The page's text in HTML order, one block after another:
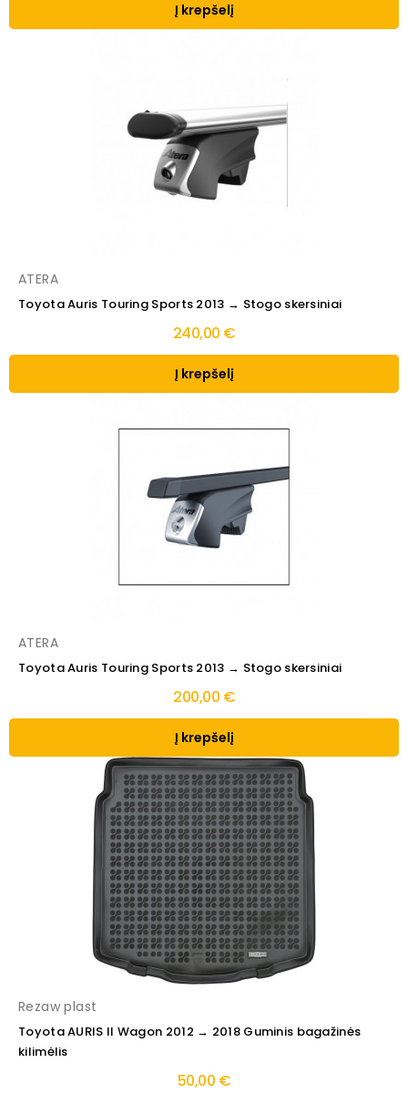
Į krepšelį
ATERA
Toyota Auris Touring Sports 2013 → Stogo skersiniai
240,00 €
Į krepšelį
ATERA
Toyota Auris Touring Sports 2013 → Stogo skersiniai
200,00 €
Į krepšelį
Rezaw plast
Toyota AURIS II Wagon 2012 → 2018 Guminis bagažinės
kilimėlis
50,00 €